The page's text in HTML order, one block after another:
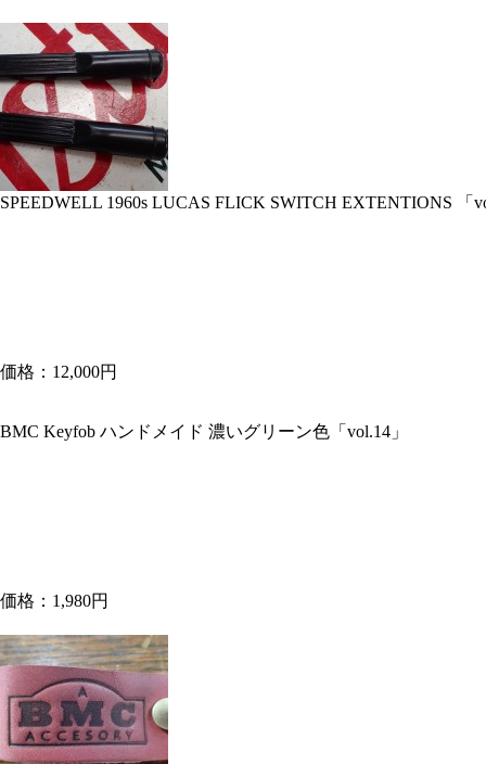
SPEEDWELL 1960s LUCAS FLICK SWITCH EXTENTIONS 「
価格：12,000円
BMC Keyfob ハンドメイド 濃いグリーン色「vol.14」
価格：1,980円